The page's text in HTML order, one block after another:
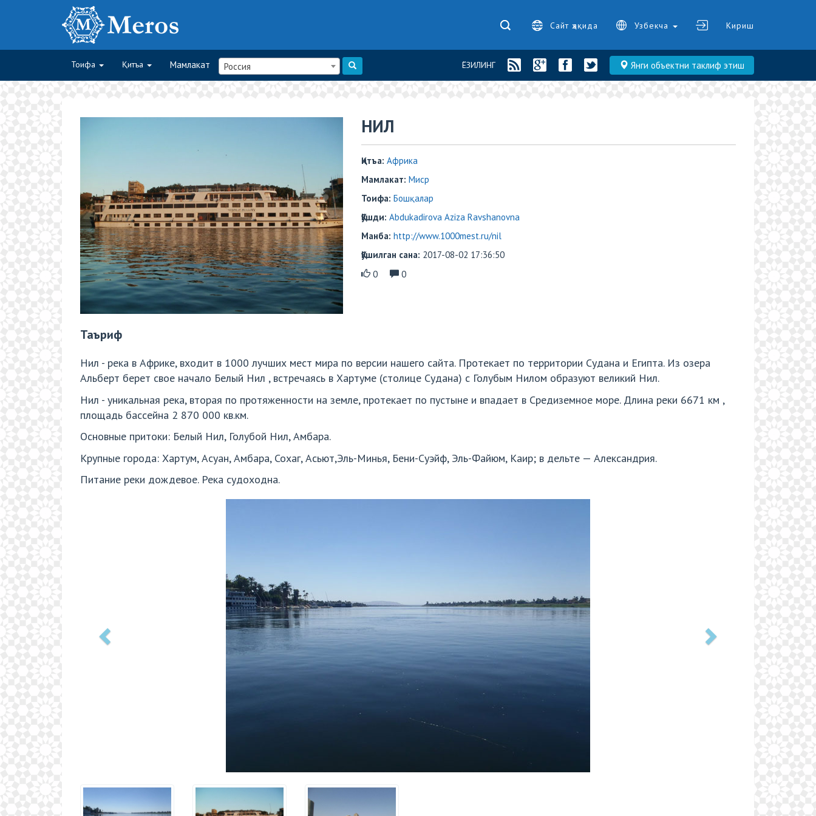
Сайт ҳақида Узбекча Кириш
Тоифа Қитъа Мамлакат Россия Янги объектни таклиф этиш
ЁЗИЛИНГ
​​НИЛ
Қитъа: Африка
Мамлакат: Миср
Тоифа: Бошқалар
Қўшди: Abdukadirova Aziza Ravshanovna
Манба: http://www.1000mest.ru/nil
Қўшилган сана: 2017-08-02 17:36:50
0
0
Таъриф
Нил - река в Африке, входит в 1000 лучших мест мира по версии нашего сайта. Протекает по территории Судана и Египта. Из озера
Альберт берет свое начало Белый Нил , встречаясь в Хартуме (столице Судана) с Голубым Нилом образуют великий Нил.
Нил - уникальная река, вторая по протяженности на земле, протекает по пустыне и впадает в Средиземное море. Длина реки 6671 км ,
площадь бассейна 2 870 000 кв.км.
Основные притоки: Белый Нил, Голубой Нил, Амбара.
Крупные города: Хартум, Асуан, Амбара, Сохаг, Асьют,Эль-Минья, Бени-Суэйф, Эль-Файюм, Каир; в дельте — Александрия.
Питание реки дождевое. Река судоходна.